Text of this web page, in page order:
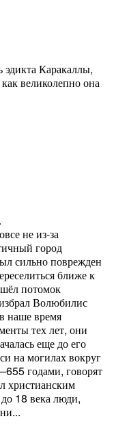
Каракаллы,
великолепно она
не из-за
город
сильно поврежден
ближе к
потомок
Волюбилис
наше время
тех лет, они
еще до его
на могилах вокруг
годами, говорят
христианским
18 века люди,